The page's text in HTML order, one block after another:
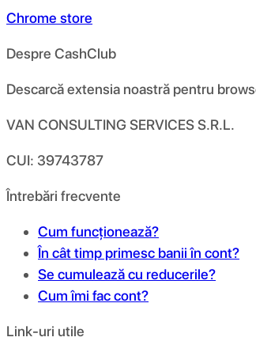
Chrome store
Despre CashClub
Descarcă extensia noastră pentru
VAN CONSULTING SERVICES S.R.L.
CUI: 39743787
Întrebări frecvente
Cum funcționează?
În cât timp primesc banii în cont?
Se cumulează cu reducerile?
Cum îmi fac cont?
Link-uri utile